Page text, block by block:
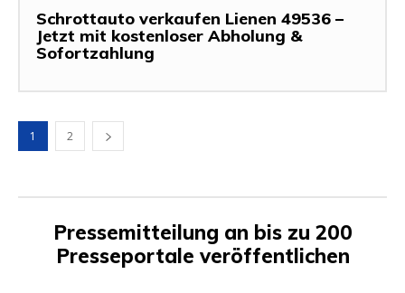
Schrottauto verkaufen Lienen 49536 –
Jetzt mit kostenloser Abholung &
Sofortzahlung
1 2
Pressemitteilung an bis zu 200
Presseportale veröffentlichen